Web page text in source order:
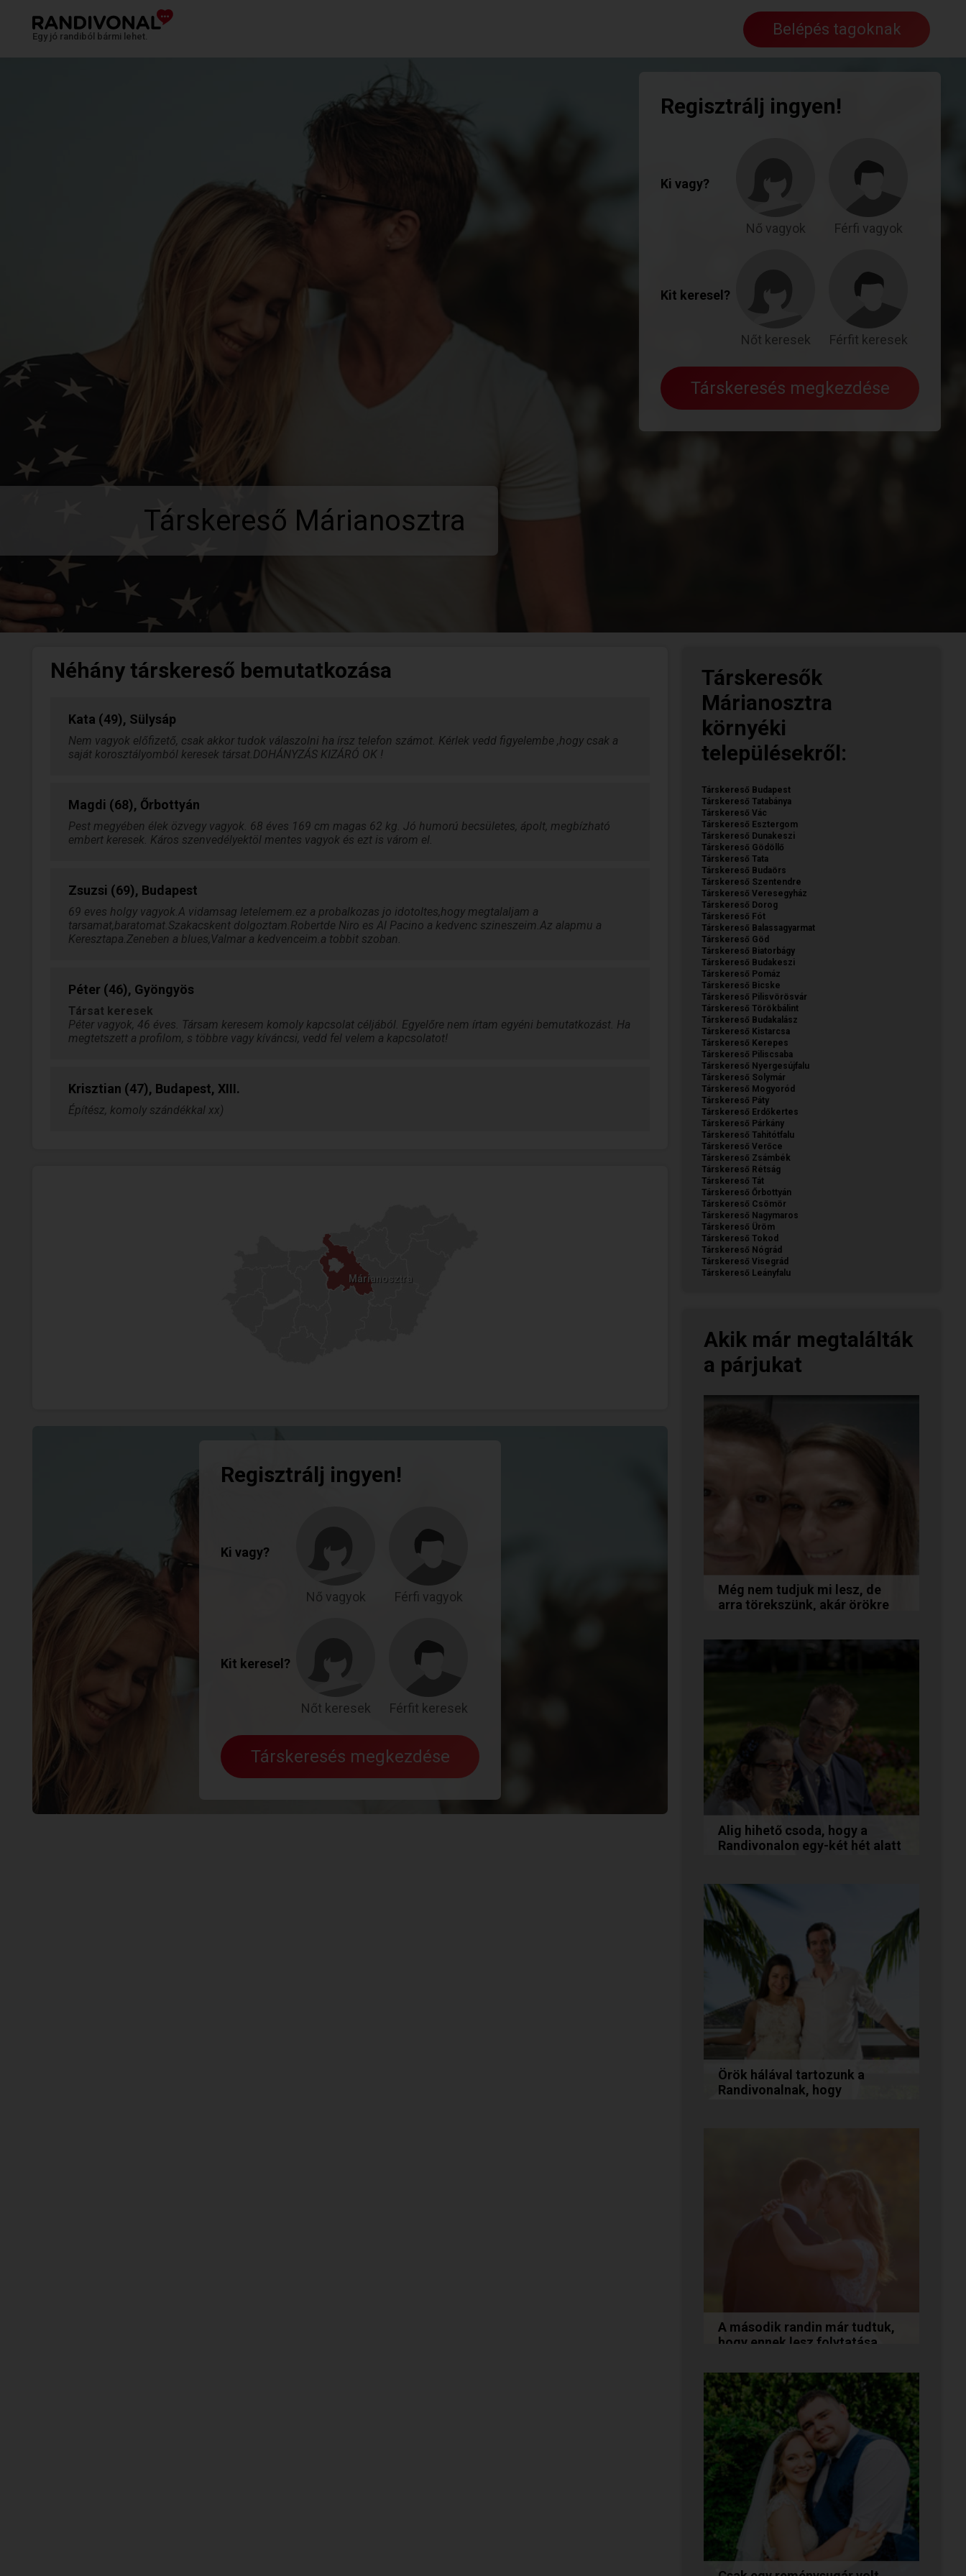
Egy jó randiból bármi lehet. Belépés tagoknak
Társkereső Márianosztra
Regisztrálj ingyen!
Ki vagy?
Nő vagyok Férfi vagyok
Kit keresel?
Nőt keresek Férfit keresek
Társkeresés megkezdése
Néhány társkereső bemutatkozása
Kata (49), Sülysáp
Nem vagyok előfizető, csak akkor tudok válaszolni ha írsz telefon számot. Kérlek vedd figyelembe ,hogy csak a
saját korosztályomból keresek társat.DOHÁNYZÁS KIZÁRÓ OK !
Magdi (68), Őrbottyán
Pest megyében élek özvegy vagyok. 68 éves 169 cm magas 62 kg. Jó humorú becsületes, ápolt, megbízható
embert keresek. Káros szenvedélyektöl mentes vagyok és ezt is várom el.
Zsuzsi (69), Budapest
69 eves holgy vagyok.A vidamsag letelemem.ez a probalkozas jo idotoltes,hogy megtalaljam a
tarsamat,baratomat.Szakacskent dolgoztam.Robertde Niro es Al Pacino a kedvenc szineszeim.Az alapmu a
Keresztapa.Zeneben a blues,Valmar a kedvenceim.a tobbit szoban.
Péter (46), Gyöngyös
Társat keresek
Péter vagyok, 46 éves. Társam keresem komoly kapcsolat céljából. Egyelőre nem írtam egyéni bemutatkozást. Ha
megtetszett a profilom, s többre vagy kíváncsi, vedd fel velem a kapcsolatot!
Krisztian (47), Budapest, XIII.
Építész, komoly szándékkal xx)
Márianosztra
Márianosztra
Regisztrálj ingyen!
Ki vagy?
Nő vagyok Férfi vagyok
Kit keresel?
Nőt keresek Férfit keresek
Társkeresés megkezdése
Társkeresők
Márianosztra
környéki
településekről:
Társkereső Budapest
Társkereső Tatabánya
Társkereső Vác
Társkereső Esztergom
Társkereső Dunakeszi
Társkereső Gödöllő
Társkereső Tata
Társkereső Budaörs
Társkereső Szentendre
Társkereső Veresegyház
Társkereső Dorog
Társkereső Fót
Társkereső Balassagyarmat
Társkereső Göd
Társkereső Biatorbágy
Társkereső Budakeszi
Társkereső Pomáz
Társkereső Bicske
Társkereső Pilisvörösvár
Társkereső Törökbálint
Társkereső Budakalász
Társkereső Kistarcsa
Társkereső Kerepes
Társkereső Piliscsaba
Társkereső Nyergesújfalu
Társkereső Solymár
Társkereső Mogyoród
Társkereső Páty
Társkereső Erdőkertes
Társkereső Párkány
Társkereső Tahitótfalu
Társkereső Verőce
Társkereső Zsámbék
Társkereső Rétság
Társkereső Tát
Társkereső Őrbottyán
Társkereső Csömör
Társkereső Nagymaros
Társkereső Üröm
Társkereső Tokod
Társkereső Nógrád
Társkereső Visegrád
Társkereső Leányfalu
Akik már megtalálták
a párjukat
Még nem tudjuk mi lesz, de
arra törekszünk, akár örökre
A következő levelet Katalin és
Alig hihető csoda, hogy a
Randivonalon egy-két hét alatt
Teodóra és Zsolt nem a
könnyebb utat választották,
hanem a szerelmet, amely
minden akadály legyőzésével
egyre erősebbé...
Örök hálával tartozunk a
Randivonalnak, hogy
A második randin már tudtuk,
hogy ennek lesz folytatása...
Jocó küldte nekünk, akik a
Randivonal oldalán találták meg
egymást. Sok boldogságot...